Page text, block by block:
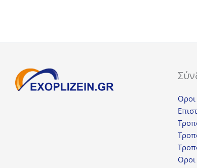
Οροι